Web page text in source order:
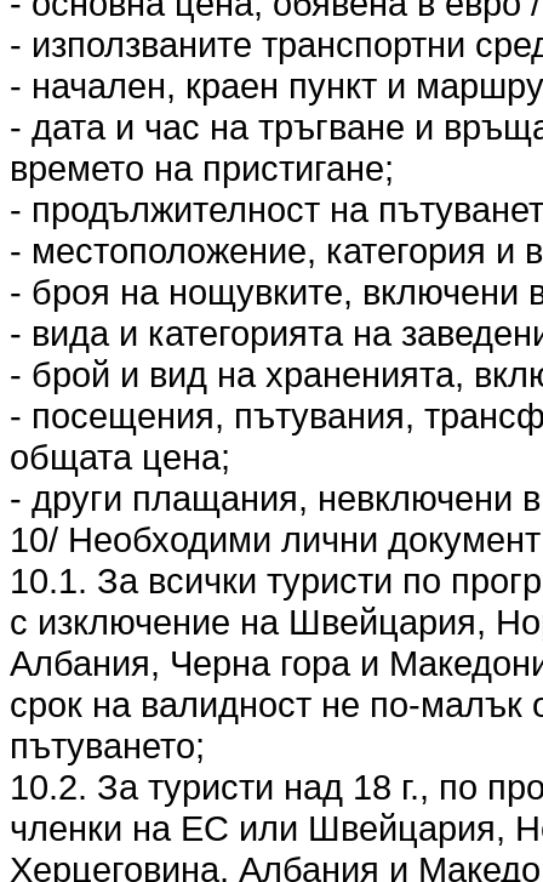
- използваните транспортни
- начален, краен пункт и
- дата и час на тръгване и
времето на пристигане;
- продължителност на
- местоположение, категория и
- броя на нощувките, включени
- вида и категорията на
- брой и вид на храненията,
- посещения, пътувания,
общата цена;
- други плащания, невключени
10/ Необходими лични
10.1. За всички туристи по
с изключение на Швейцария,
Албания, Черна гора и
срок на валидност не по-
пътуването;
10.2. За туристи над 18 г., по
членки на ЕС или Швейцария,
Херцеговина, Албания и